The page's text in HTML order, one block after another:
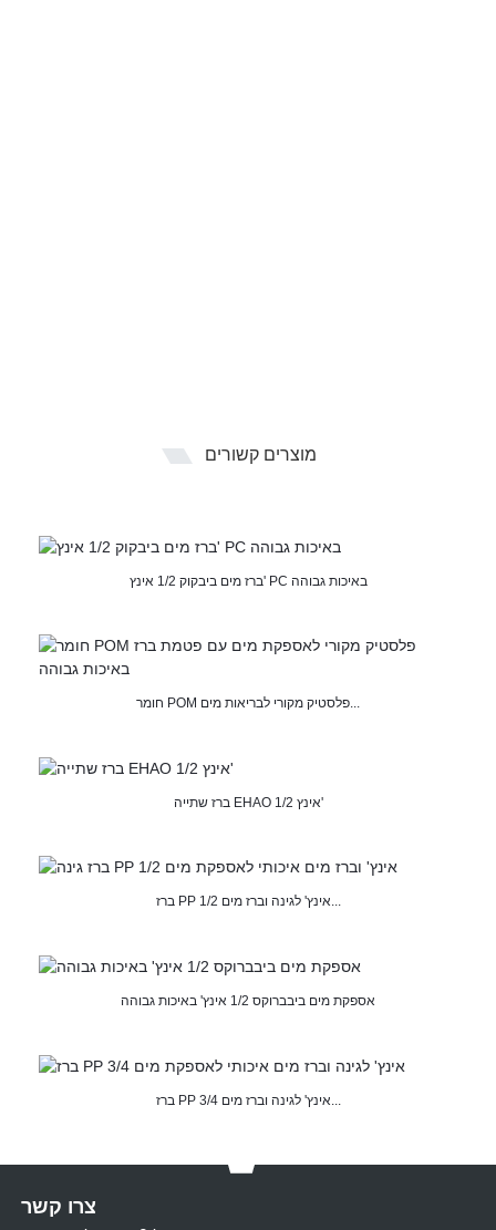
מוצרים קשורים
ברז מים ביבקוק 1/2 אינץ' PC באיכות גבוהה
ברז שתייה EHAO 1/2 אינץ'
ברז PP 1/2 אינץ' לגינה וברז מים...
אספקת מים ביבברוקס 1/2 אינץ' באיכות גבוהה
ברז PP 3/4 אינץ' לגינה וברז מים...
צרו קשר